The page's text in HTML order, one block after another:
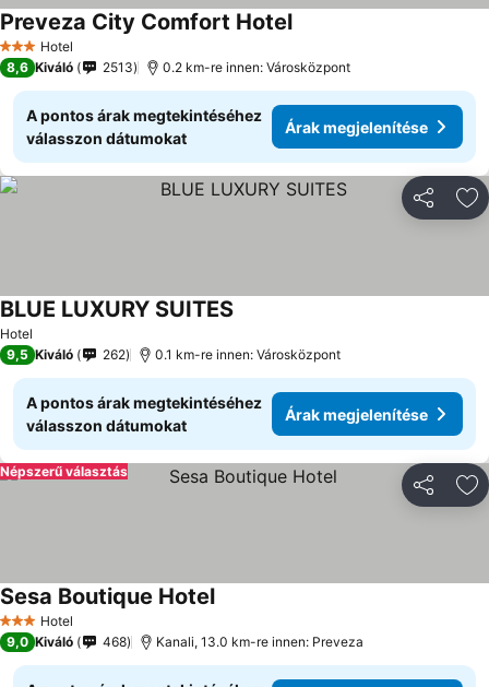
3 Kategória
Hotel
Preveza City Comfort Hotel
8,6 Kiváló 2513 0.2 km-re innen: Városközpont
A pontos árak megtekintéséhez
válasszon dátumokat
Árak megjelenítése
Hotel
BLUE LUXURY SUITES
9,5 Kiváló 262 0.1 km-re innen: Városközpont
A pontos árak megtekintéséhez
válasszon dátumokat
Árak megjelenítése
Népszerű választás
3 Kategória
Hotel
Sesa Boutique Hotel
9,0 Kiváló 468 Kanali, 13.0 km-re innen: Preveza